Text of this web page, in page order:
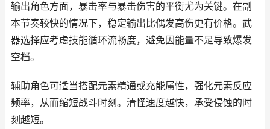
输出角色方面，暴击率与暴击伤害的平衡尤为关键。在副
本节奏较快的情况下，稳定输出比偶发高伤更有价格。武
器选择应考虑技能循环流畅度，避免因能量不足导致爆发
空档。
辅助角色可适当搭配元素精通或充能属性，强化元素反应
频率，从而缩短战斗时刻。清怪速度越快，承受侵蚀的时
刻越短。